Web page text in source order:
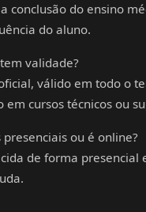
conclusão do ensino
do aluno.
validade?
válido em todo o
em cursos técnicos ou
ou é online?
de forma